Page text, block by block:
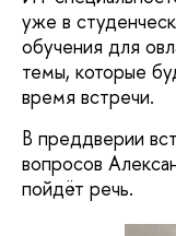
уже в
обучения для
темы, которые
время встречи.
В преддверии
вопросов
пойдёт речь.